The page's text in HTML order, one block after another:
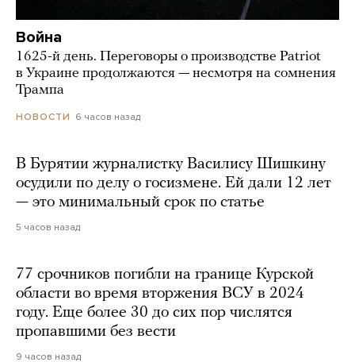
Война
1625-й день. Переговоры о производстве Patriot
в Украине продолжаются — несмотря на сомнения
Трампа
НОВОСТИ 6 часов назад
В Бурятии журналистку Василису Шишкину
осудили по делу о госизмене. Ей дали 12 лет
— это минимальный срок по статье
5 часов назад
77 срочников погибли на границе Курской
области во время вторжения ВСУ в 2024
году. Еще более 30 до сих пор числятся
пропавшими без вести
9 часов назад